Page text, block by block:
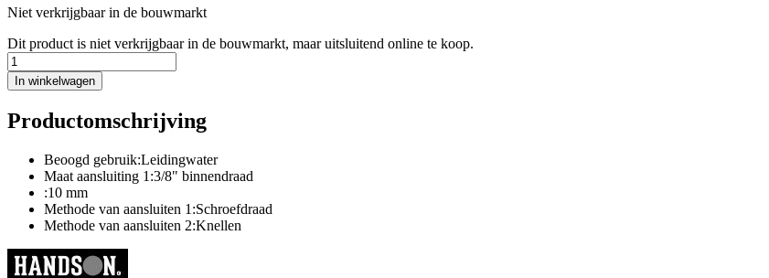
Niet verkrijgbaar in de bouwmarkt
Dit product is niet verkrijgbaar in de bouwmarkt, maar uitsluitend online te koop.
In winkelwagen
Productomschrijving
Beoogd gebruik:Leidingwater
Maat aansluiting 1:3/8" binnendraad
:10 mm
Methode van aansluiten 1:Schroefdraad
Methode van aansluiten 2:Knellen